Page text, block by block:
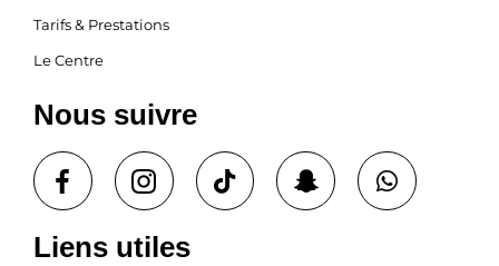
Tarifs & Prestations
Le Centre
Nous suivre
T
i
k
S
n
a
W
h
a
Liens utiles